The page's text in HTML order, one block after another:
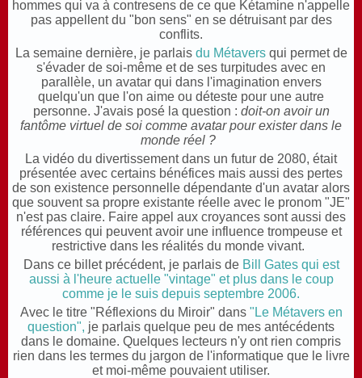
hommes qui va à contresens de ce que Kétamine n'appelle
pas appellent du "bon sens" en se détruisant par des
conflits.
La semaine dernière, je parlais du Métaversqui permet de
s'évader de soi-même et de ses turpitudes avec en
parallèle, un avatar qui dans l'imagination envers
quelqu'un que l'on aime ou déteste pour une autre
personne. J'avais posé la question : doit-on avoir un
fantôme virtuel de soi comme avatar pour exister dans le
monde réel ?
La vidéo du divertissement dans un futur de 2080, était
présentée avec certains bénéfices mais aussi des pertes
de son existence personnelle dépendante d'un avatar alors
que souvent sa propre existante réelle avec le pronom "JE"
n'est pas claire. Faire appel aux croyances sont aussi des
références qui peuvent avoir une influence trompeuse et
restrictive dans les réalités du monde vivant.
Dans ce billet précédent, je parlais de Bill Gates qui est
aussi à l'heure actuelle "vintage" et plus dans le coup
comme je le suis depuis septembre 2006.
Avec le titre "Réflexions du Miroir" dans "Le Métavers en
question", je parlais quelque peu de mes antécédents
dans le domaine. Quelques lecteurs n'y ont rien compris
rien dans les termes du jargon de l'informatique que le livre
et moi-même pouvaient utiliser.